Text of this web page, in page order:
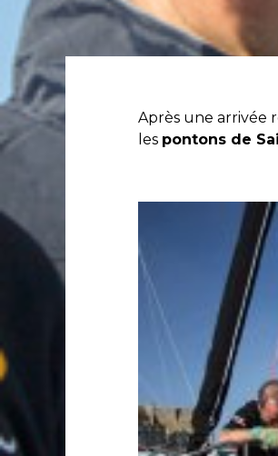
Après une arrivée
les pontons de